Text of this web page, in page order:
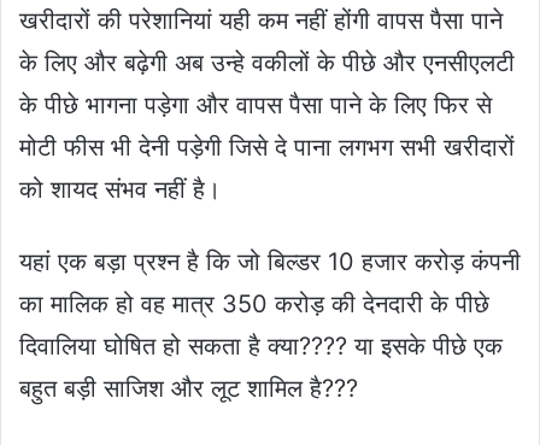
खरीदारों की परेशानियां यही कम नहीं होंगी वापस पैसा पाने
के लिए और बढ़ेगी अब उन्हे वकीलों के पीछे और एनसीएलटी
के पीछे भागना पड़ेगा और वापस पैसा पाने के लिए फिर से
मोटी फीस भी देनी पड़ेगी जिसे दे पाना लगभग सभी खरीदारों
को शायद संभव नहीं है।
यहां एक बड़ा प्रश्न है कि जो बिल्डर 10 हजार करोड़ कंपनी
का मालिक हो वह मात्र 350 करोड़ की देनदारी के पीछे
दिवालिया घोषित हो सकता है क्या???? या इसके पीछे एक
बहुत बड़ी साजिश और लूट शामिल है???